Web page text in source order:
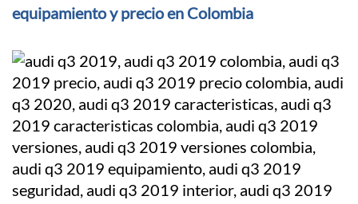
equipamiento y precio en Colombia